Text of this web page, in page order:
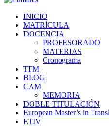
INICIO
MATRÍCULA
DOCENCIA
PROFESORADO
MATERIAS
Cronograma
TFM
BLOG
CAM
MEMORIA
DOBLE TITULACIÓN
European Master’s in
ETIV